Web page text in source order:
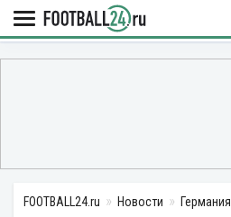
FOOTBALL24.ru Новости Германия